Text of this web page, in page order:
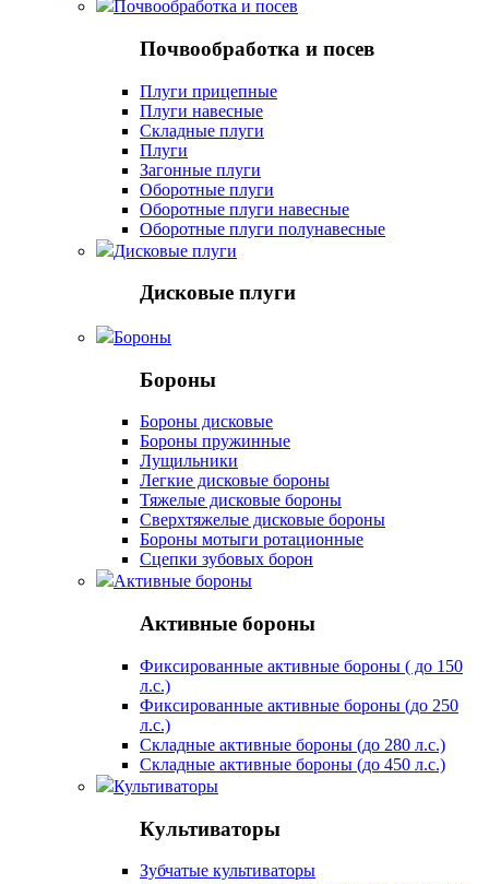
Почвообработка и посев
Почвообработка и посев
Плуги прицепные
Плуги навесные
Складные плуги
Плуги
Загонные плуги
Оборотные плуги
Оборотные плуги навесные
Оборотные плуги полунавесные
Дисковые плуги
Дисковые плуги
Бороны
Бороны
Бороны дисковые
Бороны пружинные
Лущильники
Легкие дисковые бороны
Тяжелые дисковые бороны
Сверхтяжелые дисковые бороны
Бороны мотыги ротационные
Сцепки зубовых борон
Активные бороны
Активные бороны
Фиксированные активные бороны ( до 150
л.с.)
Фиксированные активные бороны (до 250
л.с.)
Складные активные бороны (до 280 л.с.)
Складные активные бороны (до 450 л.с.)
Культиваторы
Культиваторы
Зубчатые культиваторы